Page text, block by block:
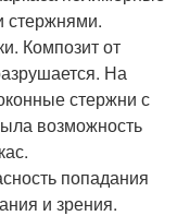
стержнями.
Композит от
На
стержни с
возможность
попадания
и зрения.